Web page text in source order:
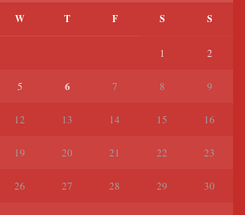
W T F S S
1 2
5 6 7 8 9
12 13 14 15 16
19 20 21 22 23
26 27 28 29 30